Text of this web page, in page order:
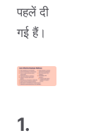
पहलें दी
गई हैं।
1.